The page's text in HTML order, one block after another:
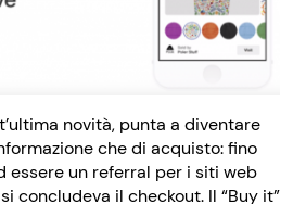
novità, punta a diventare
che di acquisto: fino
essere un referral per i siti web
concludeva il checkout. Il “Buy it”